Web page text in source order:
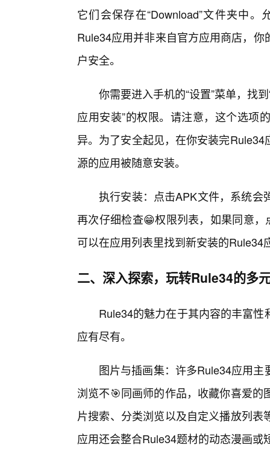
它们会保存在“Download”文件夹中
Rule34应用并非来自官方应用商店，
户安全。
你需要进入手机的“设置”菜单，找
应用安装”的权限。请注意，这个选项
异。为了安全起见，在你安装完
源的应用被随意安装。
执行安装：点击APK文件，系统会
再次仔细检查😁权限列表，如果同意
可以在应用列表里找到新安装的Rule34
二、深入探索，玩转Rule34的多
Rule34的魅力在于其内容的丰富
应有尽有。
图片与插画集：许多Rule34应用
浏览不🎯同画师的作品，收藏你喜爱
片搜索、分类浏览以及自定义播放列
应用还会整合Rule34题材的动态漫画或